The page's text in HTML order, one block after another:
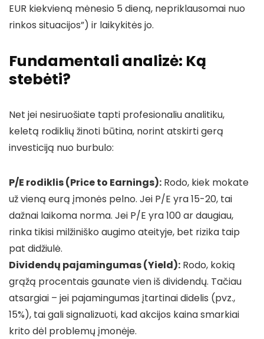
EUR kiekvieną mėnesio 5 dieną, nepriklausomai nuo
rinkos situacijos”) ir laikykitės jo.
Fundamentali analizė: Ką
stebėti?
Net jei nesiruošiate tapti profesionaliu analitiku,
keletą rodiklių žinoti būtina, norint atskirti gerą
investiciją nuo burbulo:
P/E rodiklis (Price to Earnings): Rodo, kiek mokate
už vieną eurą įmonės pelno. Jei P/E yra 15-20, tai
dažnai laikoma norma. Jei P/E yra 100 ar daugiau,
rinka tikisi milžiniško augimo ateityje, bet rizika taip
pat didžiulė.
Dividendų pajamingumas (Yield): Rodo, kokią
grąžą procentais gaunate vien iš dividendų. Tačiau
atsargiai – jei pajamingumas įtartinai didelis (pvz.,
15%), tai gali signalizuoti, kad akcijos kaina smarkiai
krito dėl problemų įmonėje.